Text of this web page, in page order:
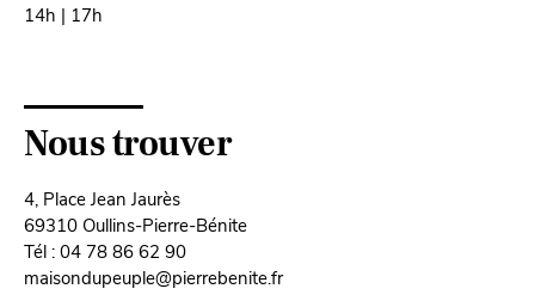
14h | 17h
Nous trouver
4, Place Jean Jaurès
69310 Oullins-Pierre-Bénite
Tél : 04 78 86 62 90
maisondupeuple@pierrebenite.fr